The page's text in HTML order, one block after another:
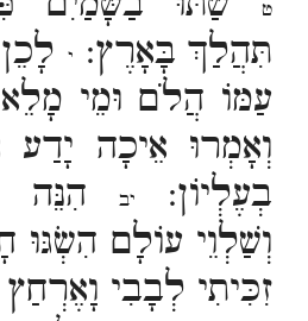
ט
תִּהֲלַךְ בָּאָרֶץ: י
עַמּוֹ הֲלֹם וּמֵי
וְאָמְרוּ אֵיכָה
בְעֶלְיוֹן:
יב
הִנֵּה
וְשַׁלְוֵי עוֹלָם הִשְׂגּוּ
זִכִּיתִי לְבָבִי וָאֶרְחַץ